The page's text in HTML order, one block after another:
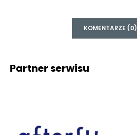
KOMENTARZE (0)
Partner serwisu